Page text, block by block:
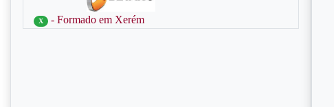
X - Formado em Xerém